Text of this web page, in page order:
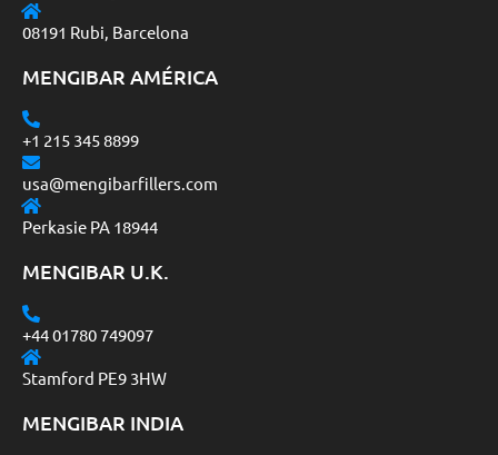
08191 Rubi, Barcelona
MENGIBAR AMÉRICA
+1 215 345 8899
usa@mengibarfillers.com
Perkasie PA 18944
MENGIBAR U.K.
+44 01780 749097
Stamford PE9 3HW
MENGIBAR INDIA